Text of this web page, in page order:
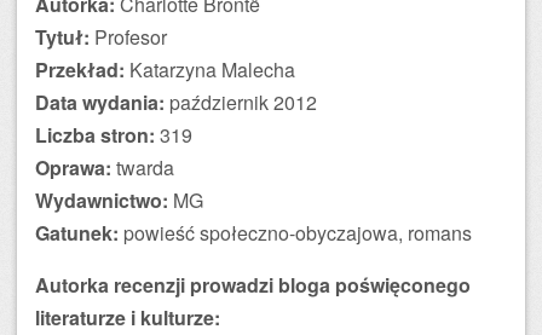
Tytuł: Profesor
Przekład: Katarzyna Malecha
Data wydania: październik 2012
Liczba stron: 319
Oprawa: twarda
Wydawnictwo: MG
Gatunek: powieść społeczno-obyczajowa, romans
Autorka recenzji prowadzi bloga poświęconego
literaturze i kulturze: